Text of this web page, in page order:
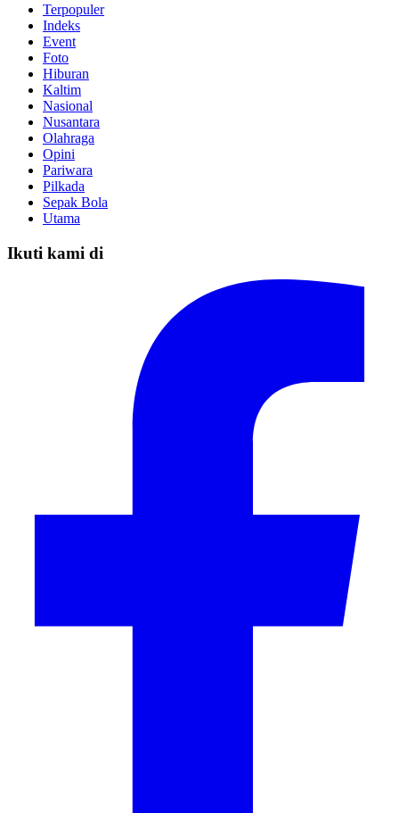
Terpopuler
Indeks
Event
Foto
Hiburan
Kaltim
Nasional
Nusantara
Olahraga
Opini
Pariwara
Pilkada
Sepak Bola
Utama
Ikuti kami di